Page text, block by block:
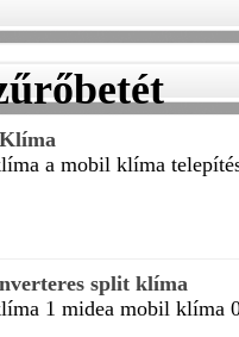
a mobil klíma
split klíma
1 midea mobil klíma